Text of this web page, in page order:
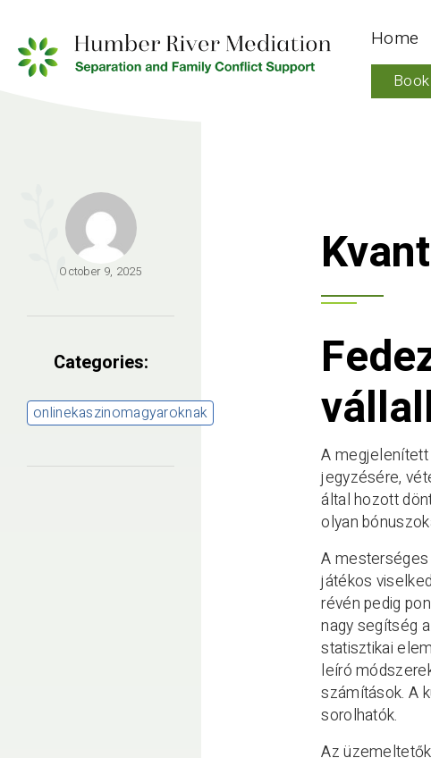
Home
October 9, 2025
Categories:
onlinekaszinomagyaroknak
A
jegyzésére,
által hozott
olyan
A
játékos
révén pedig
nagy segítség
statisztikai
leíró
számítások. A
sorolhatók.
Az